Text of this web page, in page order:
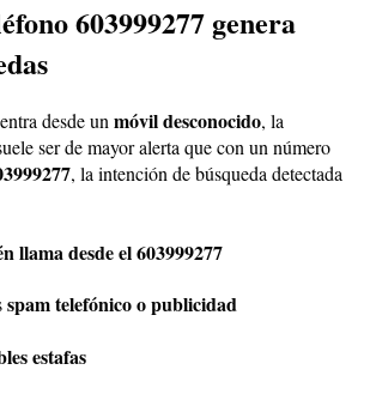
603999277 genera
desde unmóvil desconocido, la
ser de mayor alerta que con un número
, la intención de búsqueda detectada
llama desde el 603999277
spam telefónico o publicidad
estafas